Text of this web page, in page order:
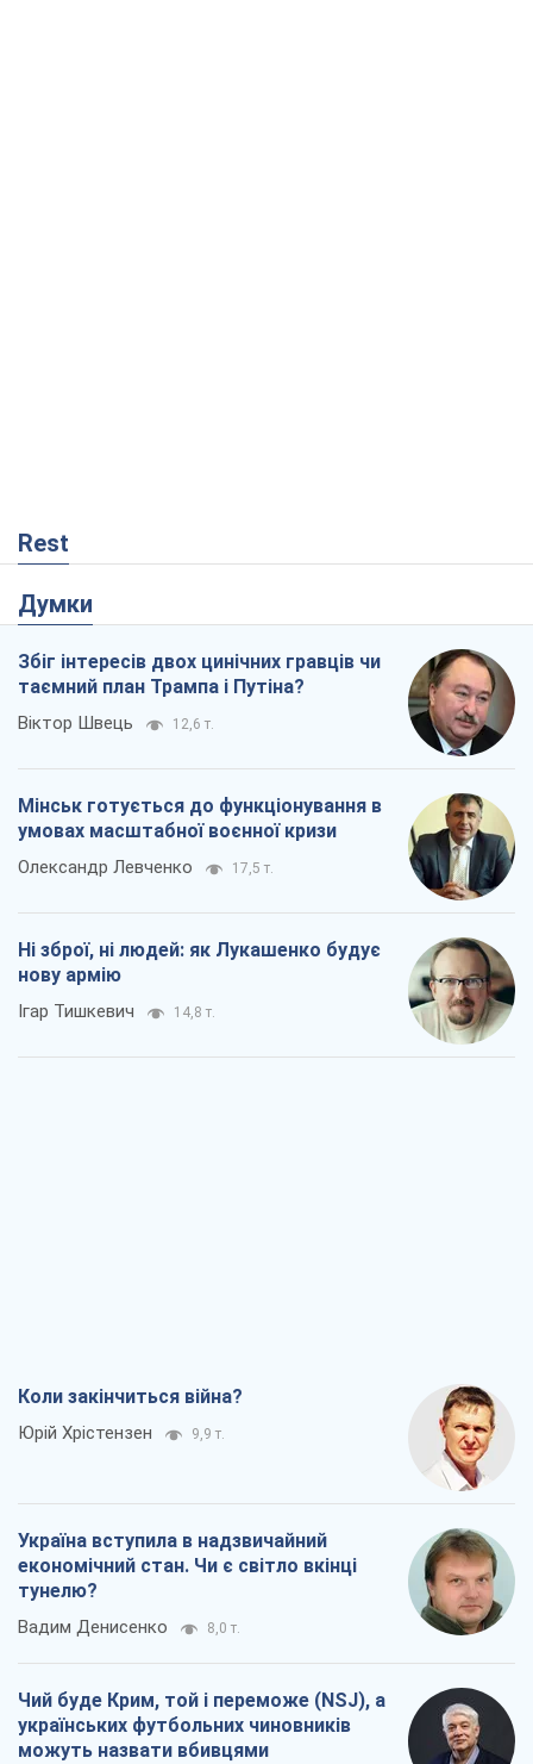
Rest
Думки
Збіг інтересів двох цинічних гравців чи
таємний план Трампа і Путіна?
Віктор Швець 12,6 т.
Мінськ готується до функціонування в
умовах масштабної воєнної кризи
Олександр Левченко 17,5 т.
Ні зброї, ні людей: як Лукашенко будує
нову армію
Ігар Тишкевич 14,8 т.
Коли закінчиться війна?
Юрій Хрістензен 9,9 т.
Україна вступила в надзвичайний
економічний стан. Чи є світло вкінці
тунелю?
Вадим Денисенко 8,0 т.
Чий буде Крим, той і переможе (NSJ), а
українських футбольних чиновників
можуть назвати вбивцями